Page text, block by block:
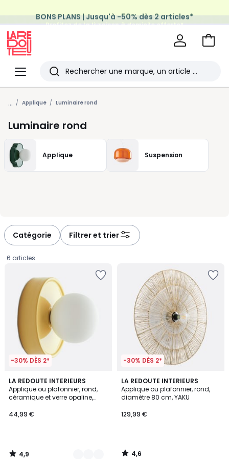
Profitez de la livraison à domicile offerte*
sur tous vos achats Mode & Maison
Menu
Redoute
Rechercher
Les
derniers
articles
consultés
Aller
... Applique Luminaire rond
Luminaire rond
Applique Suspension
Catégorie Filtrer et trier
6 articles
-30% DÈS 2*
LA REDOUTE INTERIEURS
Applique ou plafonnier, rond,
céramique et verre opaline,
€.
44,99 €
4,9
/ 5
4
Couleurs
4,9
-30% DÈS 2*
LA REDOUTE INTERIEURS
Applique ou plafonnier, rond,
diamètre 80 cm, YAKU
129,99 €
4,6
/ 5
4,6
/